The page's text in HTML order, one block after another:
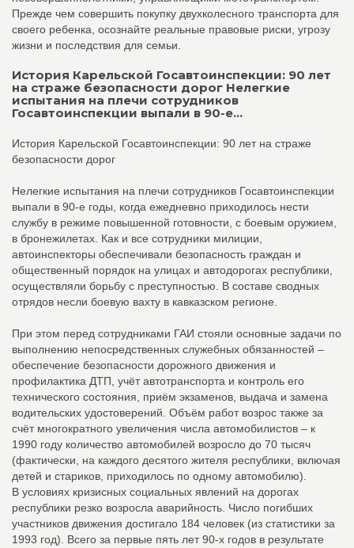
Прежде чем совершить покупку двухколесного транспорта для
своего ребенка, осознайте реальные правовые риски, угрозу
жизни и последствия для семьи.
История Карельской Госавтоинспекции: 90 лет
на страже безопасности дорог Нелегкие
испытания на плечи сотрудников
Госавтоинспекции выпали в 90-е...
История Карельской Госавтоинспекции: 90 лет на страже
безопасности дорог
Нелегкие испытания на плечи сотрудников Госавтоинспекции
выпали в 90-е годы, когда ежедневно приходилось нести
службу в режиме повышенной готовности, с боевым оружием,
в бронежилетах. Как и все сотрудники милиции,
автоинспекторы обеспечивали безопасность граждан и
общественный порядок на улицах и автодорогах республики,
осуществляли борьбу с преступностью. В составе сводных
отрядов несли боевую вахту в кавказском регионе.
При этом перед сотрудниками ГАИ стояли основные задачи по
выполнению непосредственных служебных обязанностей –
обеспечение безопасности дорожного движения и
профилактика ДТП, учёт автотранспорта и контроль его
технического состояния, приём экзаменов, выдача и замена
водительских удостоверений. Объём работ возрос также за
счёт многократного увеличения числа автомобилистов – к
1990 году количество автомобилей возросло до 70 тысяч
(фактически, на каждого десятого жителя республики, включая
детей и стариков, приходилось по одному автомобилю).
В условиях кризисных социальных явлений на дорогах
республики резко возросла аварийность. Число погибших
участников движения достигало 184 человек (из статистики за
1993 год). Всего за первые пять лет 90-х годов в результате